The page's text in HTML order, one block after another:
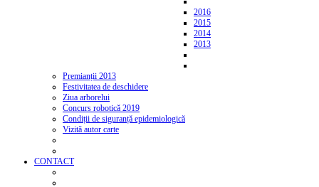
2016
2015
2014
2013
Premianții 2013
Festivitatea de deschidere
Ziua arborelui
Concurs robotică 2019
Condiții de siguranță epidemiologică
Vizită autor carte
CONTACT